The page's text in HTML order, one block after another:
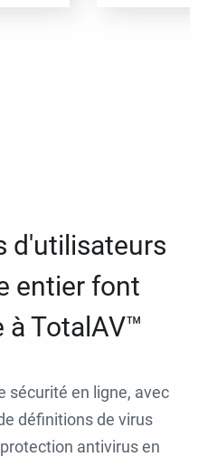
d'utilisateurs
entier font
TotalAV™
sécurité en ligne, avec
définitions de virus
antivirus en